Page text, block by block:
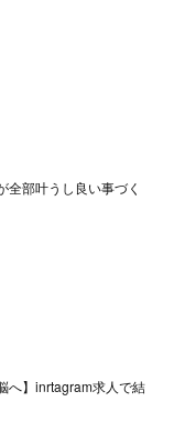
全部叶うし良い事づく
へ】inrtagram求人で結